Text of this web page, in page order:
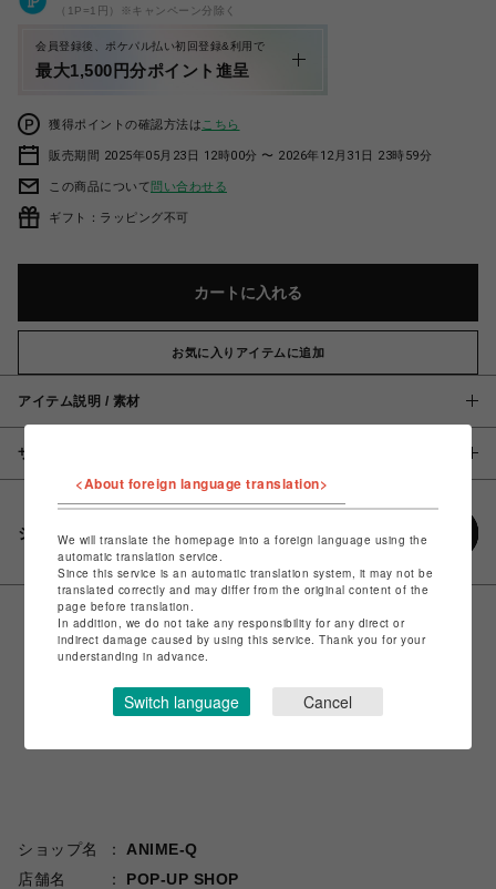
（1P=1円）※キャンペーン分除く
会員登録後、ポケパル払い初回登録&利用で
最大1,500円分ポイント進呈
獲得ポイントの確認方法は こちら
販売期間 2025年05月23日 12時00分 〜 2026年12月31日 23時59分
この商品について問い合わせる
ギフト：ラッピング不可
カートに入れる
お気に入りアイテムに追加
アイテム説明 / 素材
サイズ
シェアする
ショップ名
ANIME-Q
店舗名
POP-UP SHOP
<About foreign language translation>
We will translate the homepage into a foreign language using the
automatic translation service.
Since this service is an automatic translation system, it may not be
translated correctly and may differ from the original content of the
page before translation.
In addition, we do not take any responsibility for any direct or
indirect damage caused by using this service. Thank you for your
understanding in advance.
Switch language Cancel